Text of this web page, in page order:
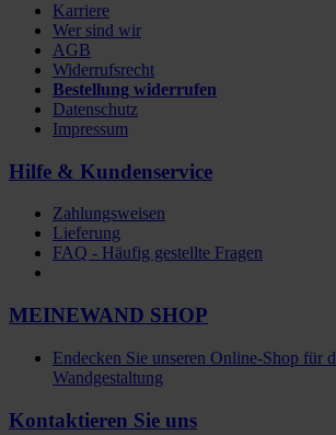
Karriere
Wer sind wir
AGB
Widerrufsrecht
Bestellung widerrufen
Datenschutz
Impressum
Hilfe & Kundenservice
Zahlungsweisen
Lieferung
FAQ - Häufig gestellte Fragen
MEINEWAND SHOP
Endecken Sie unseren Online-Shop für
Wandgestaltung
Kontaktieren Sie uns